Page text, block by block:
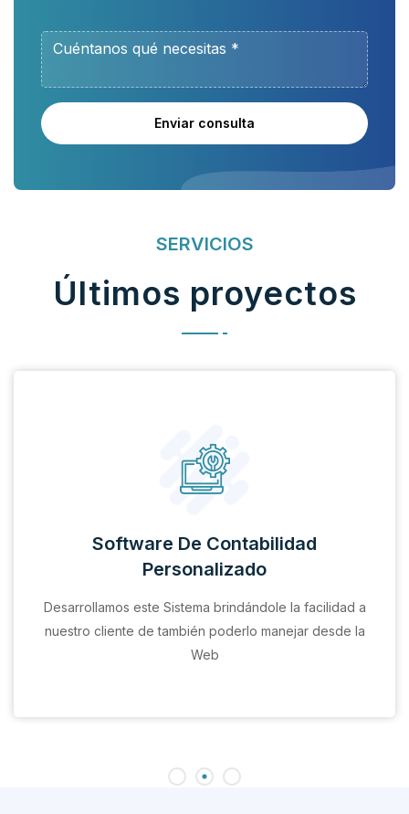
Enviar consulta
SERVICIOS
Últimos proyectos
Software De Contabilidad
Personalizado
Desarrollamos este Sistema brindándole la facilidad a
nuestro cliente de también poderlo manejar desde la
Web